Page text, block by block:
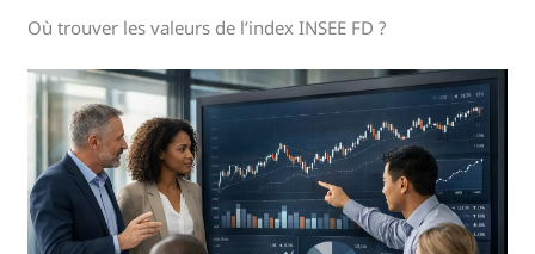
Où trouver les valeurs de l’index INSEE FD ?